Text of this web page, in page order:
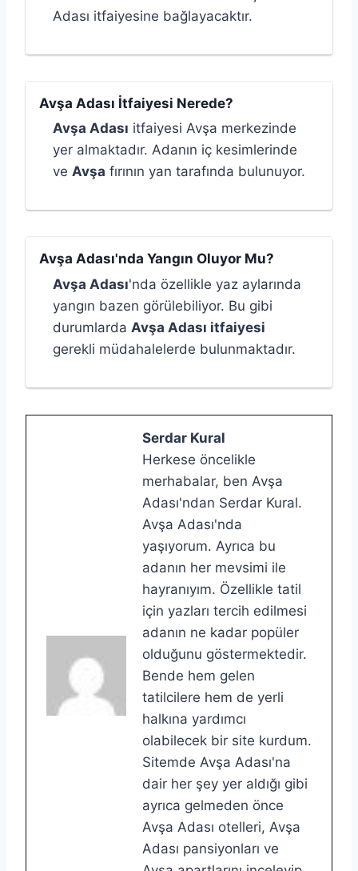
Adası itfaiyesine bağlayacaktır.
Avşa Adası İtfaiyesi Nerede?
Avşa Adası itfaiyesi Avşa merkezinde
yer almaktadır. Adanın iç kesimlerinde
ve Avşa fırının yan tarafında bulunuyor.
Avşa Adası'nda Yangın Oluyor Mu?
Avşa Adası'nda özellikle yaz aylarında
yangın bazen görülebiliyor. Bu gibi
durumlarda Avşa Adası itfaiyesi
gerekli müdahalelerde bulunmaktadır.
Serdar Kural
Herkese öncelikle
merhabalar, ben Avşa
Adası'ndan Serdar Kural.
Avşa Adası'nda
yaşıyorum. Ayrıca bu
adanın her mevsimi ile
hayranıyım. Özellikle tatil
için yazları tercih edilmesi
adanın ne kadar popüler
olduğunu göstermektedir.
Bende hem gelen
tatilcilere hem de yerli
halkına yardımcı
olabilecek bir site kurdum.
Sitemde Avşa Adası'na
dair her şey yer aldığı gibi
ayrıca gelmeden önce
Avşa Adası otelleri, Avşa
Adası pansiyonları ve